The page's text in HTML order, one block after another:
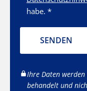
habe. *
SENDEN
Ihre Daten
behandelt und